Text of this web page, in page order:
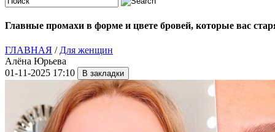
Главные промахи в форме и цвете бровей, которые вас
ГЛАВНАЯ / Для женщин
Алёна Юрьева
01-11-2025 17:10